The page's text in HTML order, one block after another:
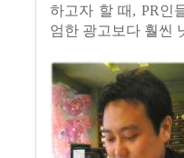
하고자 할 때, PR인
엄한 광고보다 훨씬